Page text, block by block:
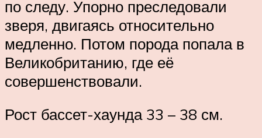
по следу. Упорно преследовали
зверя, двигаясь относительно
медленно. Потом порода попала в
Великобританию, где её
совершенствовали.
Рост бассет-хаунда 33 – 38 см.